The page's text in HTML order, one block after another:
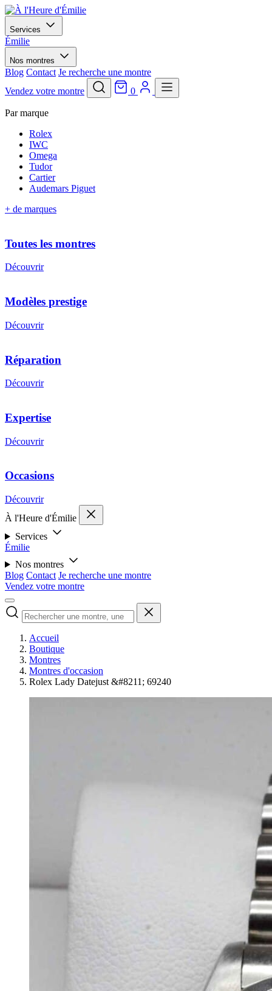
Services
Émilie
Nos montres
Blog Contact Je recherche une montre
Vendez votre montre
0
Par marque
Rolex
IWC
Omega
Tudor
Cartier
Audemars Piguet
+ de marques
Toutes les montres
Découvrir
Modèles prestige
Découvrir
Réparation
Découvrir
Expertise
Découvrir
Occasions
Découvrir
À l'Heure d'Émilie
Services
Émilie
Nos montres
Blog Contact Je recherche une montre
Vendez votre montre
Accueil
Boutique
Montres
Montres d'occasion
Rolex Lady Datejust &#8211; 69240